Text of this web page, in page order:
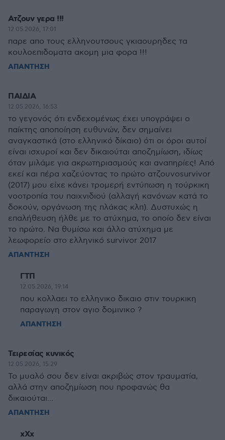
Ατζουν γερα !!!
12.05.2026, 17:01
παρε απο τους ελληνουτσους γκιαουρηδες τα
κουλοεπιδοματα ακομη μια φορα !!!
ΑΠΑΝΤΗΣΗ
ΠΑΙΔΙΑ
12.05.2026, 16:53
το γεγονός ότι ενδεχομένως έχει υπογράψει ο
παίκτης αποποίηση ευθυνών, δεν σημαίνει
αναγκαστικά (στο ελληνικό δίκαιο) ότι οι όροι αυτοί
είναι ισχυροί και δεν δικαιούται αποζημίωση, ιδίως
όταν μιλάμε για ακρωτηριασμούς και αναπηρίες! Από
εκεί και πέρα χαζεύοντας το πρώτο ατζουνοsurvivor
(2017) μου είχε κάνει τρομερή εντύπωση η τούρκικη
νοοτροπία του παιχνιδιού (αλλαγή κανόνων κατά το
δοκούν, οργάνωση της πλάκας κλπ). Δυστυχώς η
επαλήθευση ήλθε με το ατύχημα, το οποίο δεν είναι
το πρώτο. Να θυμίσω και άλλο ατύχημα με
λεωφορείο στο ελληνικό survivor 2017
ΑΠΑΝΤΗΣΗ
ΓΤΠ
12.05.2026, 19:14
που κολλαει το ελληνικο δικαιο στιν τουρκικη
παραγωγη στον αγιο δομινικο ?
ΑΠΑΝΤΗΣΗ
Τειρεσίας κυνικός
12.05.2026, 15:29
Το μυαλό σου δεν είναι ακριβώς στον τραυματία,
αλλά στην αποζημίωση που προφανώς θα
δικαιούται...
ΑΠΑΝΤΗΣΗ
xXx